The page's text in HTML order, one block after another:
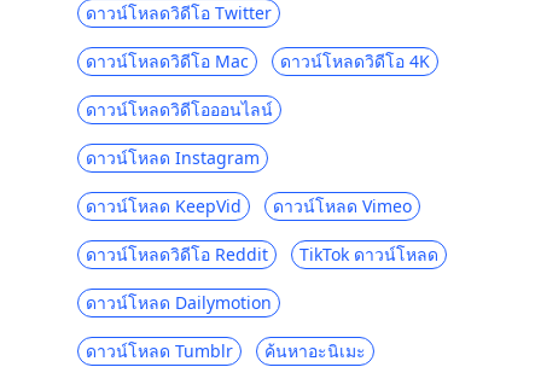
เว็บไซต์ละครเกาหลี 5 อันดับแรกที่มีคำ
บรรยายภาษาอังกฤษที่คุณจะต้องหลงรัก
ทางเลือก Primewire 6 อันดับแรก [ไซต์ฟรีที่ดี
ที่สุดเช่น Primewire]
เว็บไซต์ที่ดีที่สุดเช่น Udemy สำหรับ E-
learning [2023]
ดาวน์โหลดภาพยนตร์]
เว็บไซต์ที่ดีที่สุดเช่น SolarMovie เพื่อรับชม
และดาวน์โหลดภาพยนตร์
ดาวน์โหลดวิดีโอ Twitter
ดาวน์โหลดวิดีโอ Mac ดาวน์โหลดวิดีโอ 4K
ดาวน์โหลดวิดีโอออนไลน์
ดาวน์โหลด Instagram
ดาวน์โหลด KeepVid ดาวน์โหลด Vimeo
ดาวน์โหลดวิดีโอ Reddit TikTok ดาวน์โหลด
ดาวน์โหลด Dailymotion
ดาวน์โหลด Tumblr ค้นหาอะนิเมะ